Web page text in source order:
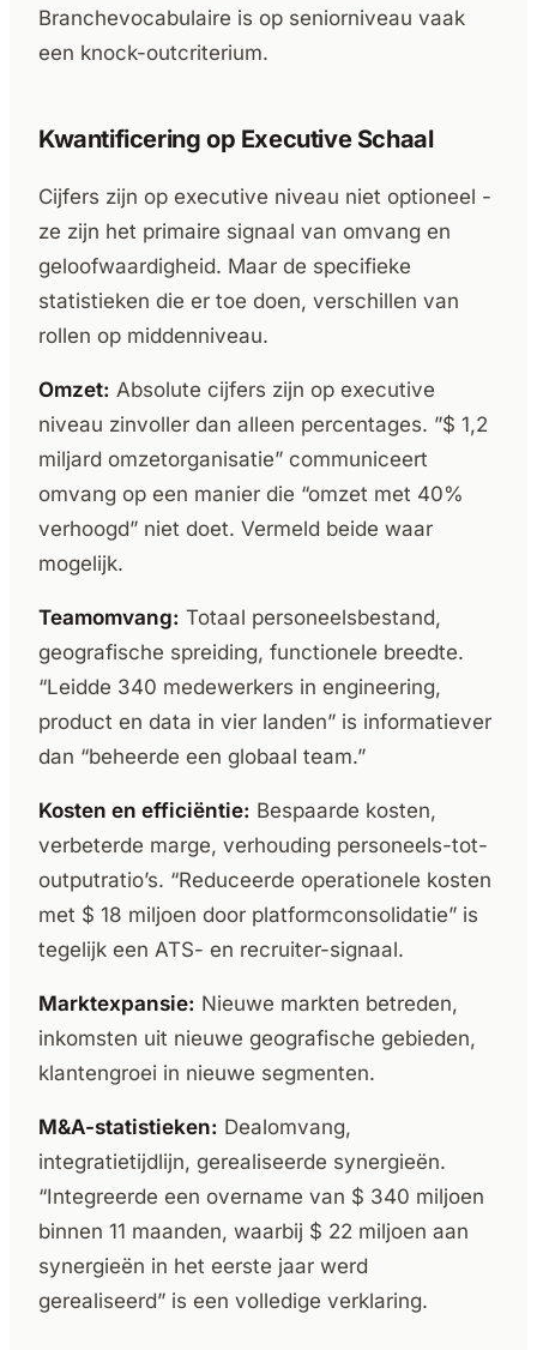
Branchevocabulaire is op seniorniveau vaak
een knock-outcriterium.
Kwantificering op Executive Schaal
Cijfers zijn op executive niveau niet optioneel -
ze zijn het primaire signaal van omvang en
geloofwaardigheid. Maar de specifieke
statistieken die er toe doen, verschillen van
rollen op middenniveau.
Omzet: Absolute cijfers zijn op executive
niveau zinvoller dan alleen percentages. ”$ 1,2
miljard omzetorganisatie” communiceert
omvang op een manier die “omzet met 40%
verhoogd” niet doet. Vermeld beide waar
mogelijk.
Teamomvang: Totaal personeelsbestand,
geografische spreiding, functionele breedte.
“Leidde 340 medewerkers in engineering,
product en data in vier landen” is informatiever
dan “beheerde een globaal team.”
Kosten en efficiëntie: Bespaarde kosten,
verbeterde marge, verhouding personeels-tot-
outputratio’s. “Reduceerde operationele kosten
met $ 18 miljoen door platformconsolidatie” is
tegelijk een ATS- en recruiter-signaal.
Marktexpansie: Nieuwe markten betreden,
inkomsten uit nieuwe geografische gebieden,
klantengroei in nieuwe segmenten.
M&A-statistieken: Dealomvang,
integratietijdlijn, gerealiseerde synergieën.
“Integreerde een overname van $ 340 miljoen
binnen 11 maanden, waarbij $ 22 miljoen aan
synergieën in het eerste jaar werd
gerealiseerd” is een volledige verklaring.